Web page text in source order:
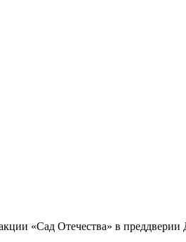
«Сад Отечества» в преддверии